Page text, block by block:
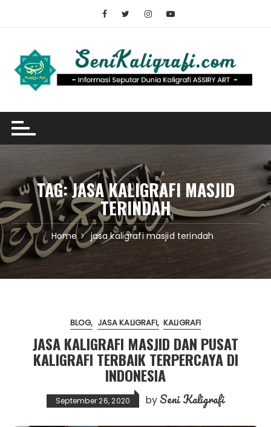
TAG:JASA KALIGRAFI MASJID
TERINDAH
Home jasa kaligrafi masjid terindah
BLOG JASA KALIGRAFI KALIGRAFI
JASA KALIGRAFI MASJID DAN PUSAT
KALIGRAFI TERBAIK TERPERCAYA DI
INDONESIA
September 26, 2020 by Seni Kaligrafi